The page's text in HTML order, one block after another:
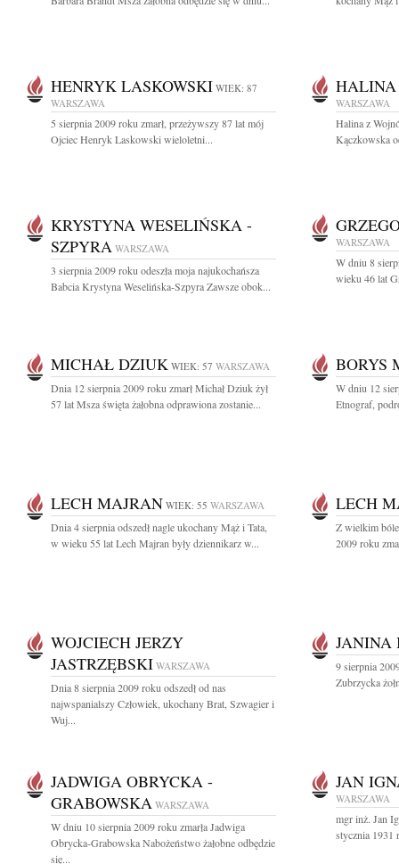
HENRYK LASKOWSKI WIEK: 87
WARSZAWA
5 sierpnia 2009 roku zmarł, przeżywszy 87 lat mój
Ojciec Henryk Laskowski wieloletni...
HALINA
WARSZAWA
Halina z
Kączkowska
KRYSTYNA WESELIŃSKA -
SZPYRA WARSZAWA
3 sierpnia 2009 roku odeszła moja najukochańsza
Babcia Krystyna Weselińska-Szpyra Zawsze obok...
WARSZAWA
W dniu 8
wieku 46 lat
MICHAŁ DZIUK WIEK: 57 WARSZAWA
Dnia 12 sierpnia 2009 roku zmarł Michał Dziuk żył
57 lat Msza święta żałobna odprawiona zostanie...
BORYS
W dniu 12
Etnograf,
LECH MAJRAN WIEK: 55 WARSZAWA
Dnia 4 sierpnia odszedł nagle ukochany Mąż i Tata,
w wieku 55 lat Lech Majran były dziennikarz w...
LECH
Z wielkim
2009 roku
WOJCIECH JERZY
JASTRZĘBSKI WARSZAWA
Dnia 8 sierpnia 2009 roku odszedł od nas
najwspanialszy Człowiek, ukochany Brat, Szwagier i
Wuj...
JANINA
9 sierpnia
Zubrzycka
JADWIGA OBRYCKA -
GRABOWSKA WARSZAWA
W dniu 10 sierpnia 2009 roku zmarła Jadwiga
Obrycka-Grabowska Nabożeństwo żałobne odbędzie
się...
JAN
WARSZAWA
mgr inż. Jan
stycznia 1931